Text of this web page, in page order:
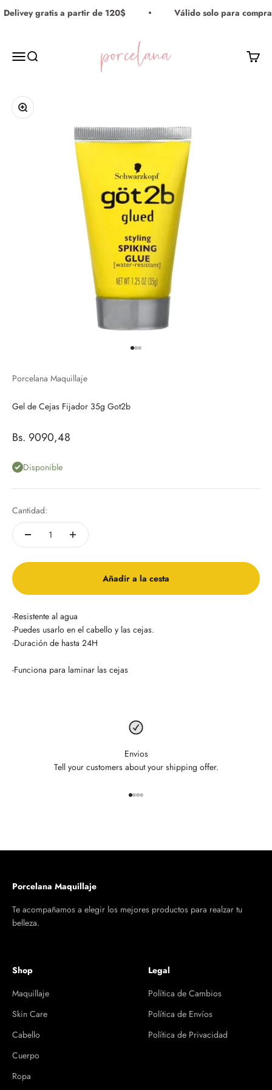
Ir al contenido
Delivey gratis a partir de 120$ Válido solo para
MenúBuscar
Porcelana Maquillaje
Carrito
Zoom
Porcelana Maquillaje
Gel de Cejas Fijador 35g Got2b
Precio de oferta
Bs. 9090,48
Disponible
Cantidad:
Añadir a la cesta
-Resistente al agua
-Puedes usarlo en el cabello y las cejas.
-Duración de hasta 24H
-Funciona para laminar las cejas
Envios
Tell your customers about your shipping offer.
Porcelana Maquillaje
Te acompañamos a elegir los mejores productos para realzar tu
belleza.
Shop
Maquillaje
Skin Care
Cabello
Cuerpo
Ropa
Legal
Política de Cambios
Política de Envíos
Política de Privacidad